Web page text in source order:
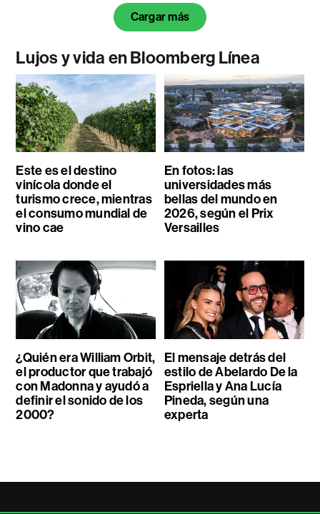
Cargar más
Lujos y vida en Bloomberg Línea
Este es el destino
vinícola donde el
turismo crece, mientras
el consumo mundial de
vino cae
En fotos: las
universidades más
bellas del mundo en
2026, según el Prix
Versailles
¿Quién era William Orbit,
el productor que trabajó
con Madonna y ayudó a
definir el sonido de los
2000?
El mensaje detrás del
estilo de Abelardo De la
Espriella y Ana Lucía
Pineda, según una
experta